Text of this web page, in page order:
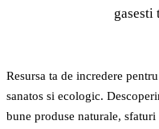
gasesti
Resursa ta de incredere
sanatos si ecologic.
bune produse naturale,